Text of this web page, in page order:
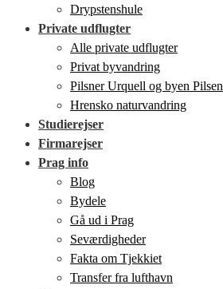
Drypstenshule
Private udflugter
Alle private udflugter
Privat byvandring
Pilsner Urquell og byen Pilsen
Hrensko naturvandring
Studierejser
Firmarejser
Prag info
Blog
Bydele
Gå ud i Prag
Seværdigheder
Fakta om Tjekkiet
Transfer fra lufthavn